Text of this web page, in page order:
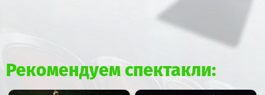
Рекомендуем спектакли: